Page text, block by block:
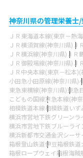
神奈川県の管理栄養士
ＪＲ東海道本線(東京－熱
ＪＲ横須賀線(神奈川県) Ｊ
ＪＲ横浜線(神奈川県) ＪＲ
ＪＲ御殿場線(神奈川県) Ｊ
ＪＲ中央本線(東京－松本)(
小田急小田原線(神奈川県)
東急東横線(神奈川県)東急
こどもの国線京急本線(神
相模鉄道本線相模鉄道いず
横浜市営地下鉄グリーンラ
横浜市営地下鉄ブルーラ
横浜新都市交通金沢シーサ
箱根登山鉄道伊豆箱根鉄道
箱根ロープウェイ箱根海賊